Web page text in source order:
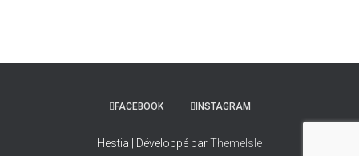
FACEBOOK INSTAGRAM
Hestia | Développé parThemeIsle